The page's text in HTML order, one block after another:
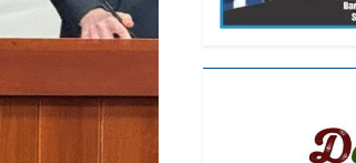
«Charro» Carvajal, Obra Impulsada Por
este 8 de agosto